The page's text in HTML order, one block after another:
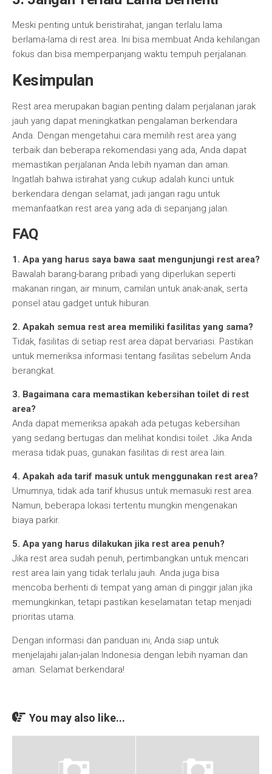
Meski penting untuk beristirahat, jangan terlalu lama
berlama-lama di rest area. Ini bisa membuat Anda kehilangan
fokus dan bisa memperpanjang waktu tempuh perjalanan.
Kesimpulan
Rest area merupakan bagian penting dalam perjalanan jarak
jauh yang dapat meningkatkan pengalaman berkendara
Anda. Dengan mengetahui cara memilih rest area yang
terbaik dan beberapa rekomendasi yang ada, Anda dapat
memastikan perjalanan Anda lebih nyaman dan aman.
Ingatlah bahwa istirahat yang cukup adalah kunci untuk
berkendara dengan selamat, jadi jangan ragu untuk
memanfaatkan rest area yang ada di sepanjang jalan.
FAQ
1. Apa yang harus saya bawa saat mengunjungi rest area?
Bawalah barang-barang pribadi yang diperlukan seperti
makanan ringan, air minum, camilan untuk anak-anak, serta
ponsel atau gadget untuk hiburan.
2. Apakah semua rest area memiliki fasilitas yang sama?
Tidak, fasilitas di setiap rest area dapat bervariasi. Pastikan
untuk memeriksa informasi tentang fasilitas sebelum Anda
berangkat.
3. Bagaimana cara memastikan kebersihan toilet di rest
area?
Anda dapat memeriksa apakah ada petugas kebersihan
yang sedang bertugas dan melihat kondisi toilet. Jika Anda
merasa tidak puas, gunakan fasilitas di rest area lain.
4. Apakah ada tarif masuk untuk menggunakan rest area?
Umumnya, tidak ada tarif khusus untuk memasuki rest area.
Namun, beberapa lokasi tertentu mungkin mengenakan
biaya parkir.
5. Apa yang harus dilakukan jika rest area penuh?
Jika rest area sudah penuh, pertimbangkan untuk mencari
rest area lain yang tidak terlalu jauh. Anda juga bisa
mencoba berhenti di tempat yang aman di pinggir jalan jika
memungkinkan, tetapi pastikan keselamatan tetap menjadi
prioritas utama.
Dengan informasi dan panduan ini, Anda siap untuk
menjelajahi jalan-jalan Indonesia dengan lebih nyaman dan
aman. Selamat berkendara!
You may also like...